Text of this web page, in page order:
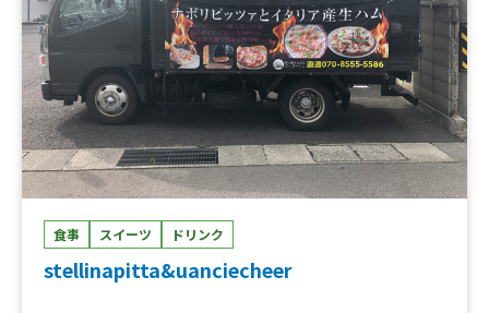
食事 スイーツ ドリンク
stellinapitta&uanciecheer